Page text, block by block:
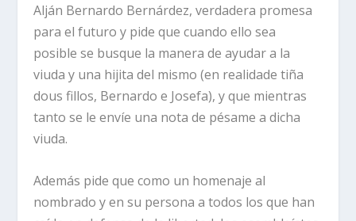
Alján Bernardo Bernárdez, verdadera promesa
para el futuro y pide que cuando ello sea
posible se busque la manera de ayudar a la
viuda y una hijita del mismo (en realidade tiña
dous fillos, Bernardo e Josefa), y que mientras
tanto se le envíe una nota de pésame a dicha
viuda.
Además pide que como un homenaje al
nombrado y en su persona a todos los que han